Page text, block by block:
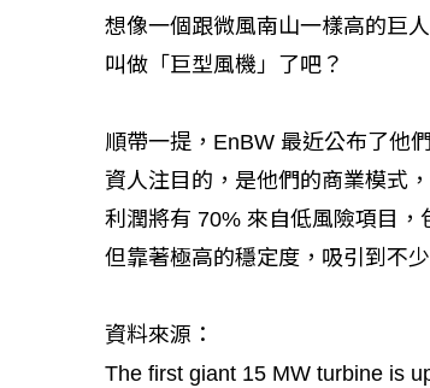
想像一個跟微風南山一樣高的巨
叫做「巨型風機」了吧？
順帶一提，EnBW 最近公布了他
資人注目的，是他們的商業模式
利潤將有 70% 來自低風險項目，
但靠著極高的穩定度，吸引到不
資料來源：
The first giant 15 MW turbine is